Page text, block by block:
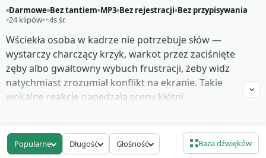
Darmowe Bez tantiem MP3 Bez rejestracji Bez przypisywania
24 klipów ~4s śr.
Wściekła osoba w kadrze nie potrzebuje słów —
wystarczy charczący krzyk, warkot przez zaciśnięte
zęby albo gwałtowny wybuch frustracji, żeby widz
natychmiast zrozumiał konflikt na ekranie. Takie
wokalne reakcje napędzają sceny kłótni
RPG czy zwiastun thrillera psychologicznego o
rozpadzie rodziny. Pomagają też w podcastach
narracyjnych, gdy reżyser dźwięku potrzebuje
Popularne Długość Głośność Baza dźwięków